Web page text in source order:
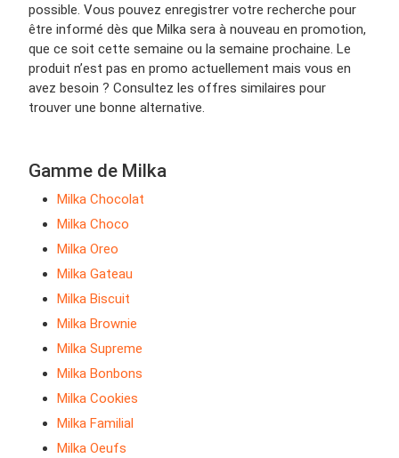
possible. Vous pouvez enregistrer votre recherche pour
être informé dès que Milka sera à nouveau en promotion,
que ce soit cette semaine ou la semaine prochaine. Le
produit n’est pas en promo actuellement mais vous en
avez besoin ? Consultez les offres similaires pour
trouver une bonne alternative.
Gamme de Milka
Milka Chocolat
Milka Choco
Milka Oreo
Milka Gateau
Milka Biscuit
Milka Brownie
Milka Supreme
Milka Bonbons
Milka Cookies
Milka Familial
Milka Oeufs